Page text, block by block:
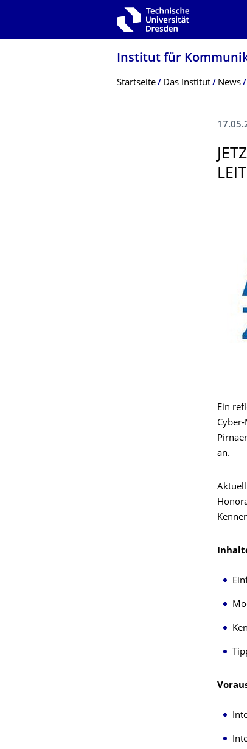
Zur Hauptnavigation springen
Institut für
Breadcrumb-Menü
Startseite Das Institut News
Ein
an.